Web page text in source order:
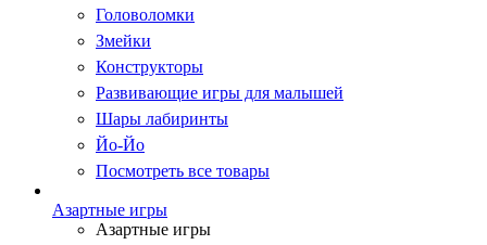
Головоломки
Змейки
Конструкторы
Развивающие игры для малышей
Шары лабиринты
Йо-Йо
Посмотреть все товары
Азартные игры
Азартные игры